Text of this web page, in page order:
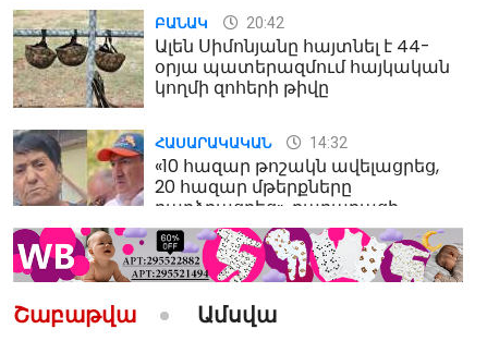
ԲԱՆԱԿ 20:42
Ալեն Սիմոնյանը հայտնել է 44-
օրյա պատերազմում հայկական
կողմի զոհերի թիվը
ՀԱՍԱՐԱԿԱԿԱՆ 14:32
«10 հազար թոշակն ավելացրեց,
20 հազար մթերքները
բարձրացրեց». քաղաքացի
(տեսանյութ)
ՔԱՂԱՔԱԿԱՆ 10:52
«Լեզվիդ տալու փոխարեն
արտաբերիր այս երկու
նախադասությունը»․ Իշխան
Շաբաթվա Ամսվա